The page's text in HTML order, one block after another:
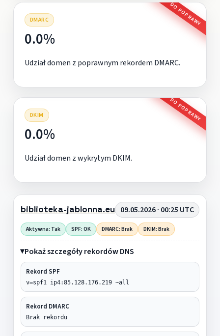
DMARC DO POPRAWY
0.0%
Udział domen z poprawnym rekordem DMARC.
DKIM DO POPRAWY
0.0%
Udział domen z wykrytym DKIM.
biblioteka-jablonna.eu 09.05.2026 · 00:25 UTC
Aktywna: Tak SPF: OK DMARC: Brak DKIM: Brak
Pokaż szczegóły rekordów DNS
Rekord SPF
v=spf1 ip4:85.128.176.219 ~all
Rekord DMARC
Brak rekordu